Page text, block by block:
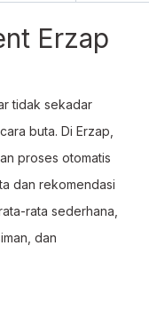
Erzap
tidak sekadar
buta. Di Erzap,
proses otomatis
dan rekomendasi
rata sederhana,
dan